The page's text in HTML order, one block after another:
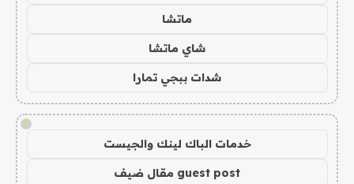
ماتشا
شاي ماتشا
شدات ببجي تمارا
!
خدمات الباك لينك والجيست
guest post مقال ضيف